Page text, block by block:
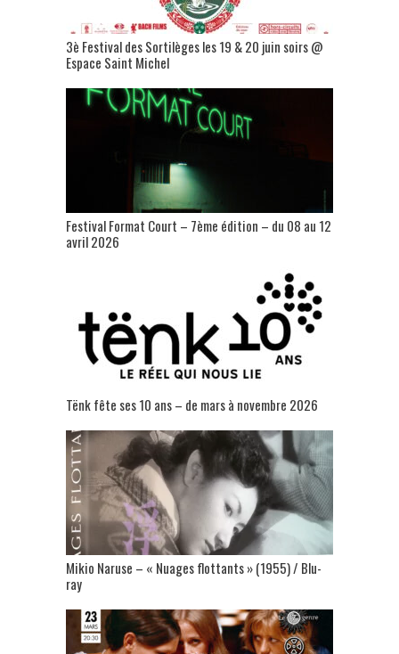
3è Festival des Sortilèges les 19 & 20 juin soirs @
Espace Saint Michel
Festival Format Court – 7ème édition – du 08 au 12
avril 2026
Tënk fête ses 10 ans – de mars à novembre 2026
Mikio Naruse – « Nuages flottants » (1955) / Blu-
ray